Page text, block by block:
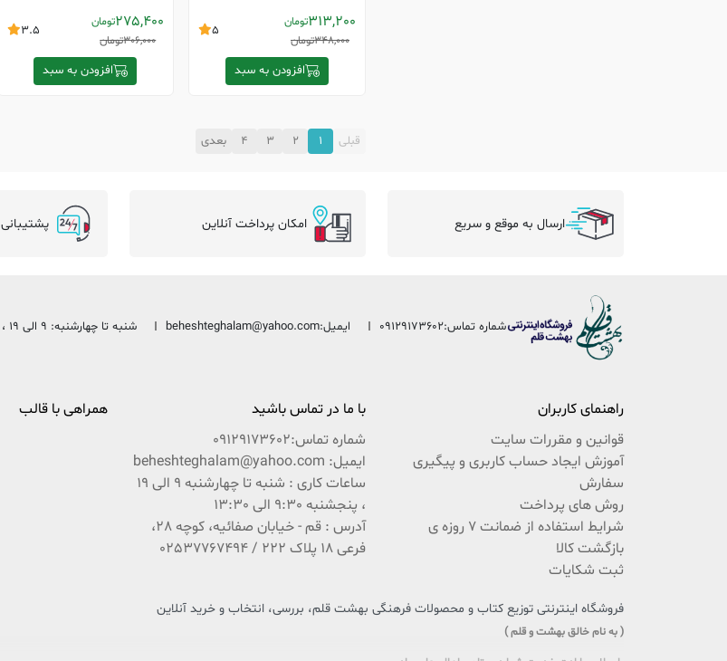
313,200تومان
348,000تومان
5
افزودن به سبد
275,400تومان
306,000تومان
3.5
افزودن به سبد
قبلی 1
2
3
4 بعدی
ارسال به موقع و سریع امکان پرداخت آنلاین پشتیبانی 9 الی 21
شماره تماس:09129173602 ایمیل:beheshteghalam@yahoo.com شنبه تا چهارشنبه: 9 الی 19 ، پنجشنبه 9:30 الی 13:30
راهنمای کاربران
قوانین و مقررات سایت
آموزش ایجاد حساب کاربری و پیگیری
سفارش
روش های پرداخت
شرایط استفاده از ضمانت 7 روزه ی
بازگشت کالا
ثبت شکایات
با ما در تماس باشید
شماره تماس:09129173602
ایمیل: beheshteghalam@yahoo.com
ساعات کاری : شنبه تا چهارشنبه 9 الی 19
، پنجشنبه 9:30 الی 13:30
آدرس : قم - خیابان صفائیه، کوچه 28،
فرعی 18 پلاک 222 / 02537767494
همراهی با قالب
فروشگاه اینترنتی توزیع کتاب و محصولات فرهنگی بهشت قلم، بررسی، انتخاب و خرید آنلاین
( به نام خالق بهشت و قلم )